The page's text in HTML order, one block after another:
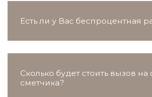
Есть ли у Вас беспроцентная
Сколько будет стоить вызов на
сметчика?